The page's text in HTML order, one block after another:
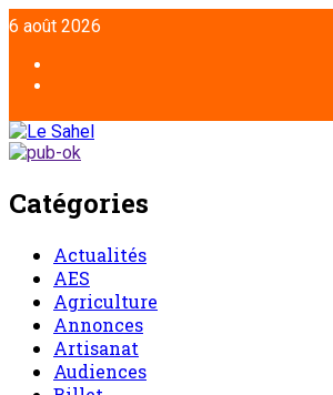
6 août 2026
Catégories
Actualités
AES
Agriculture
Annonces
Artisanat
Audiences